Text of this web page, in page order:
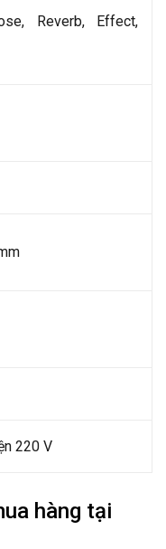
Reverb, Effect,
220 V
hàng tại